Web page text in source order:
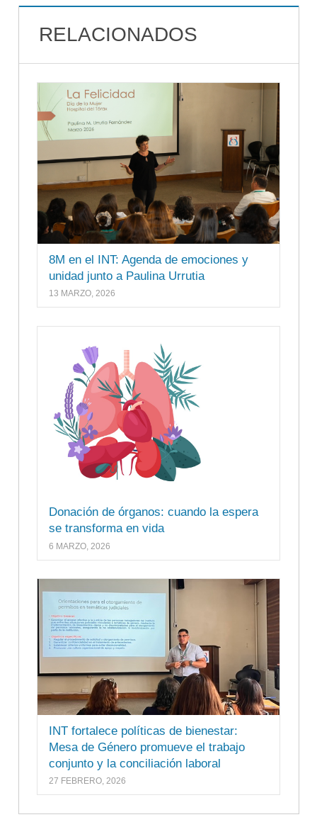
RELACIONADOS
8M en el INT: Agenda de emociones y
unidad junto a Paulina Urrutia
13 MARZO, 2026
Donación de órganos: cuando la espera
se transforma en vida
6 MARZO, 2026
INT fortalece políticas de bienestar:
Mesa de Género promueve el trabajo
conjunto y la conciliación laboral
27 FEBRERO, 2026